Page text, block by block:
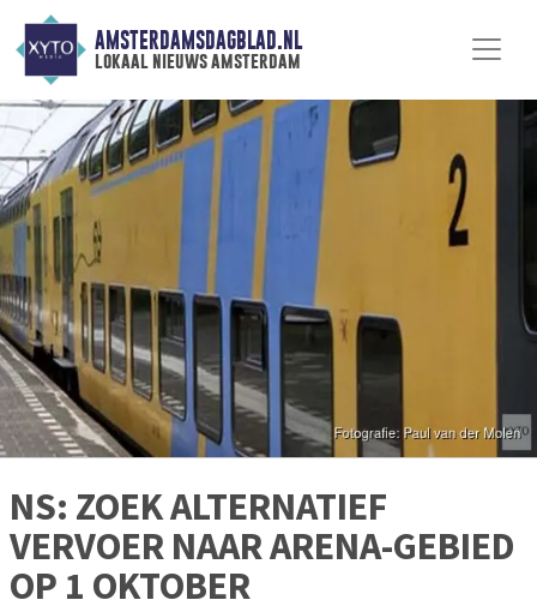
AMSTERDAMSDAGBLAD.NL
lokaal nieuws amsterdam
NS: ZOEK ALTERNATIEF
VERVOER NAAR ARENA-GEBIED
OP 1 OKTOBER